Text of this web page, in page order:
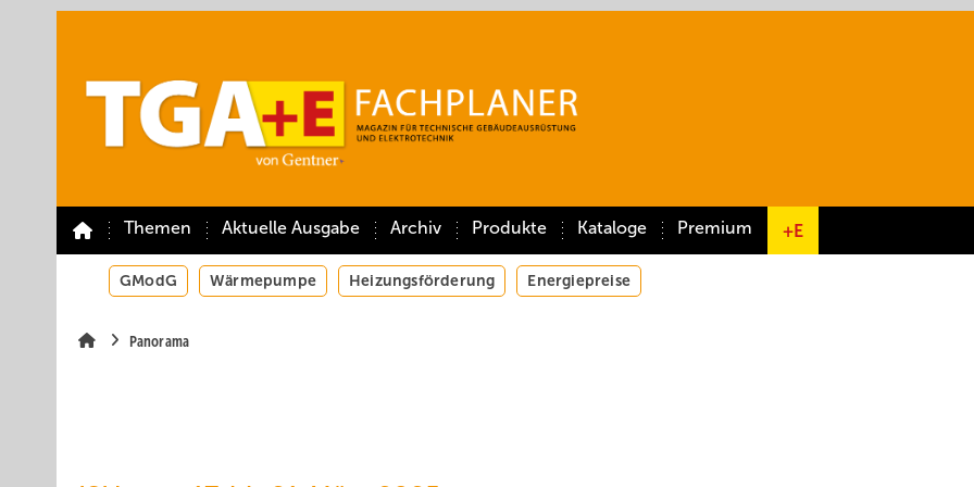
Themen Aktuelle Ausgabe Archiv Produkte Kataloge Premium +E
GModG Wärmepumpe Heizungsförderung Energiepreise
Panorama